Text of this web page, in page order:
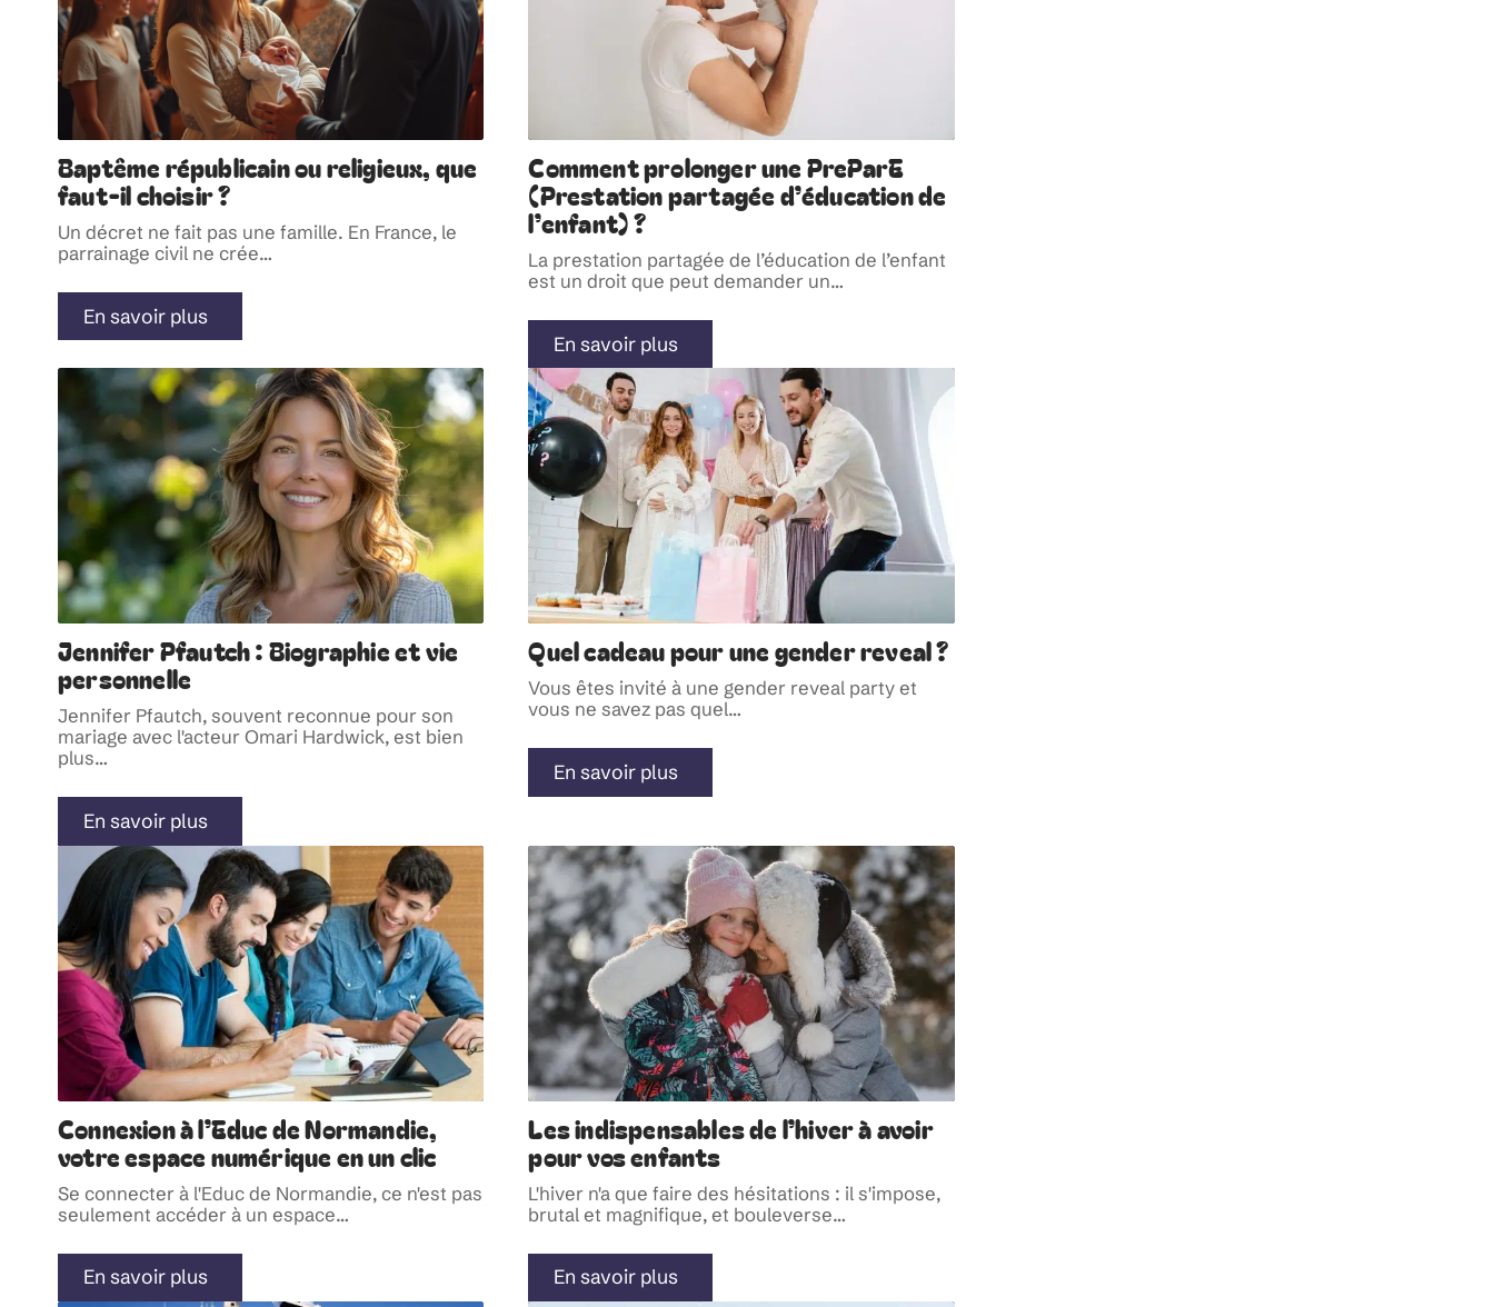
Baptême républicain ou religieux, que
faut-il choisir ?
Un décret ne fait pas une famille. En France, le
parrainage civil ne crée…
En savoir plus
Comment prolonger une PreParE
(Prestation partagée d’éducation de
l’enfant) ?
La prestation partagée de l’éducation de l’enfant
est un droit que peut demander un…
En savoir plus
Jennifer Pfautch : Biographie et vie
personnelle
Jennifer Pfautch, souvent reconnue pour son
mariage avec l'acteur Omari Hardwick, est bien
plus…
En savoir plus
Quel cadeau pour une gender reveal ?
Vous êtes invité à une gender reveal party et
vous ne savez pas quel…
En savoir plus
Connexion à l’Educ de Normandie,
votre espace numérique en un clic
Se connecter à l'Educ de Normandie, ce n'est pas
seulement accéder à un espace…
En savoir plus
Les indispensables de l’hiver à avoir
pour vos enfants
L'hiver n'a que faire des hésitations : il s'impose,
brutal et magnifique, et bouleverse…
En savoir plus